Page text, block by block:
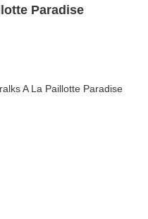
Paradise